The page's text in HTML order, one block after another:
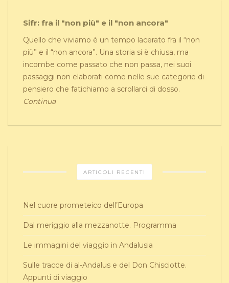
Sifr: fra il "non più" e il "non ancora"
Quello che viviamo è un tempo lacerato fra il “non
più” e il “non ancora”. Una storia si è chiusa, ma
incombe come passato che non passa, nei suoi
passaggi non elaborati come nelle sue categorie di
pensiero che fatichiamo a scrollarci di dosso.
Continua
ARTICOLI RECENTI
Nel cuore prometeico dell’Europa
Dal meriggio alla mezzanotte. Programma
Le immagini del viaggio in Andalusia
Sulle tracce di al-Andalus e del Don Chisciotte.
Appunti di viaggio